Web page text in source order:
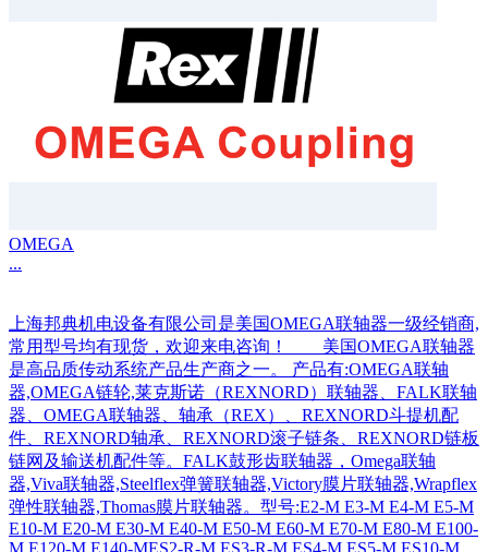
OMEGA
...
上海邦典机电设备有限公司是美国OMEGA联轴器一级经销商,
常用型号均有现货，欢迎来电咨询！ 美国OMEGA联轴器
是高品质传动系统产品生产商之一。 产品有:OMEGA联轴
器,OMEGA链轮,莱克斯诺（REXNORD）联轴器、FALK联轴
器、OMEGA联轴器、轴承（REX）、REXNORD斗提机配
件、REXNORD轴承、REXNORD滚子链条、REXNORD链板
链网及输送机配件等。FALK鼓形齿联轴器，Omega联轴
器,Viva联轴器,Steelflex弹簧联轴器,Victory膜片联轴器,Wrapflex
弹性联轴器,Thomas膜片联轴器。型号:E2-M E3-M E4-M E5-M
E10-M E20-M E30-M E40-M E50-M E60-M E70-M E80-M E100-
M E120-M E140-MES2-R-M ES3-R-M ES4-M ES5-M ES10-M